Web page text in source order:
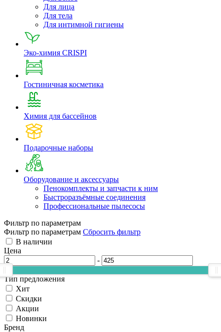
Для лица
Для тела
Для интимной гигиены
Эко-химия CRISPI
Гостиничная косметика
Химия для бассейнов
Подарочные наборы
Оборудование и аксессуары
Пенокомплекты и запчасти к ним
Быстроразъёмные соединения
Профессиональные пылесосы
Фильтр по параметрам
Фильтр по параметрам Сбросить фильтр
В наличии
Цена
-
Тип предложения
Хит
Скидки
Акции
Новинки
Бренд